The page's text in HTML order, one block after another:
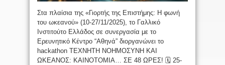
Στα πλαίσια της «Γιορτής της Επιστήμης: Η φωνή
του ωκεανού» (10-27/11/2025), το Γαλλικό
Ινστιτούτο Ελλάδος σε συνεργασία με το
Ερευνητικό Κέντρο “Αθηνά” διοργανώνει το
hackathon ΤΕΧΝΗΤΗ ΝΟΗΜΟΣΥΝΗ ΚΑΙ
ΩΚΕΑΝΟΣ: ΚΑΙΝΟΤΟΜΙΑ… ΣΕ 48 ΩΡΕΣ! 🗓 25-